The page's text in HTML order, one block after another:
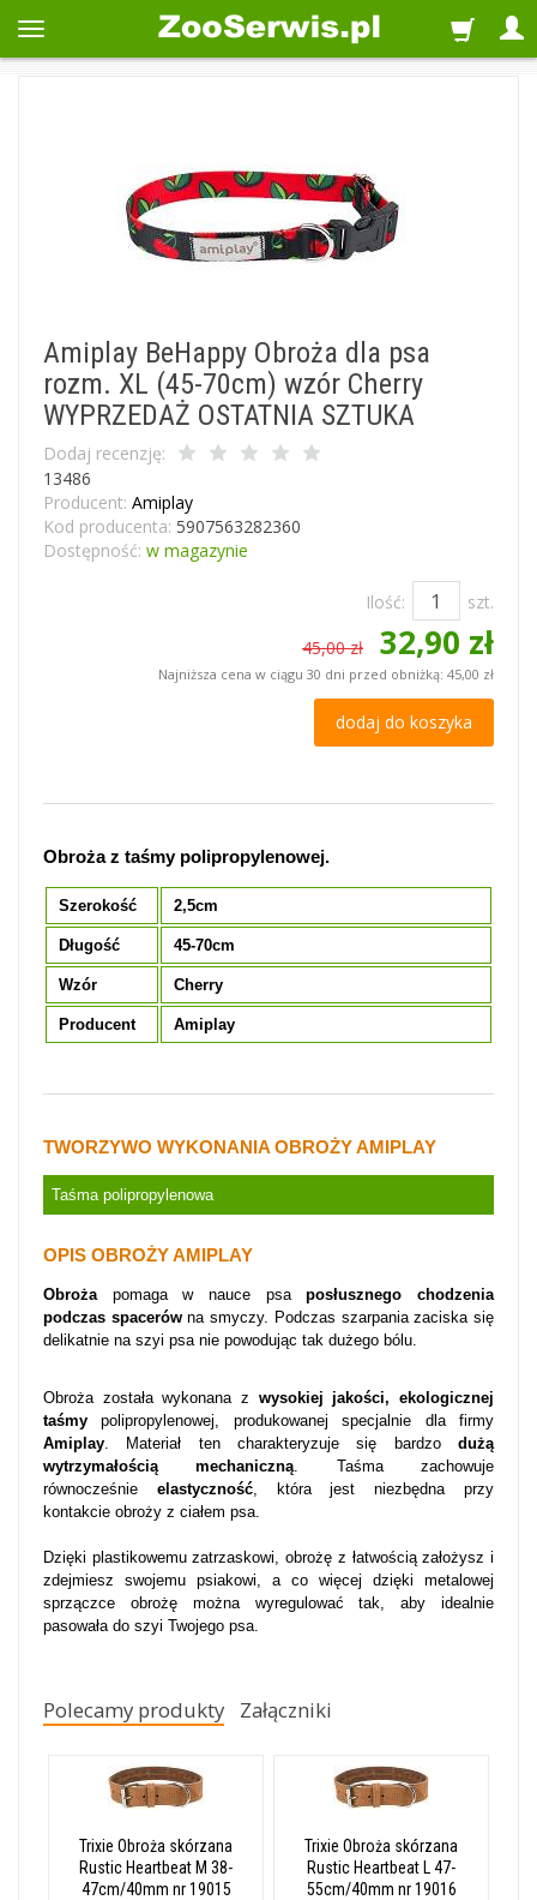
Amiplay BeHappy Obroża dla psa
rozm. XL (45-70cm) wzór Cherry
WYPRZEDAŻ OSTATNIA SZTUKA
Dodaj recenzję:
13486
Producent: Amiplay
Kod producenta: 5907563282360
Dostępność: w magazynie
Ilość:
szt.
45,00 zł
32,90 zł
Najniższa cena w ciągu 30 dni przed obniżką: 45,00 zł
dodaj do koszyka
Obroża z taśmy polipropylenowej.
Szerokość 2,5cm
Długość 45-70cm
Wzór Cherry
Producent Amiplay
TWORZYWO WYKONANIA OBROŻY AMIPLAY
Taśma polipropylenowa
OPIS OBROŻY AMIPLAY
Obroża pomaga w nauce psaposłusznego chodzenia
podczas spacerówna smyczy. Podczas szarpania zaciska się
delikatnie na szyi psa nie powodując tak dużego bólu.
Obroża została wykonana z wysokiej jakości, ekologicznej
taśmypolipropylenowej, produkowanej specjalnie dla firmy
Amiplay. Materiał ten charakteryzuje się bardzodużą
wytrzymałością mechaniczną. Taśma zachowuje
równocześnie elastyczność, która jest niezbędna przy
kontakcie obroży z ciałem psa.
Dzięki plastikowemu zatrzaskowi, obrożę z łatwością założysz i
zdejmiesz swojemu psiakowi, a co więcej dzięki metalowej
sprzączce obrożę można wyregulować tak, aby idealnie
pasowała do szyi Twojego psa.
Polecamy produkty Załączniki
Trixie Obroża skórzana
Rustic Heartbeat M 38-
47cm/40mm nr 19015
Trixie Obroża skórzana
Rustic Heartbeat L 47-
55cm/40mm nr 19016